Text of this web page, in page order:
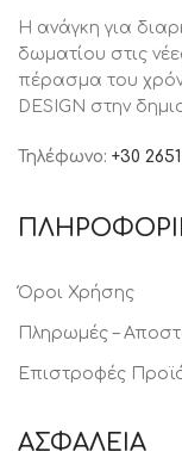
Η ανάγκη για
δωματίου στις
πέρασμα του
DESIGN στην
Τηλέφωνο: +30
Όροι Χρήσης
Πληρωμές –
Επιστροφές
ΑΣΦΑΛΕΙΑ